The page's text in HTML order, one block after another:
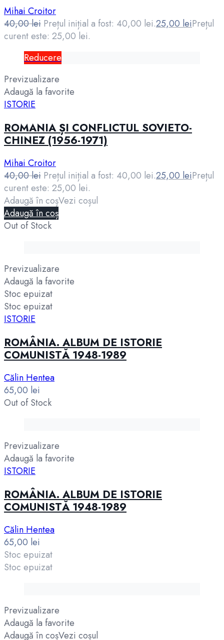
Mihai Croitor
40,00lei Prețul inițial a fost: 40,00 lei.25,00 leiPrețul
curent este: 25,00 lei.
Reducere
Previzualizare
Adaugă la favorite
ISTORIE
ROMANIA ȘI CONFLICTUL SOVIETO-
CHINEZ (1956-1971)
Mihai Croitor
40,00lei Prețul inițial a fost: 40,00 lei.25,00 leiPrețul
curent este: 25,00 lei.
Adaugă în coșVezi coșul
Adaugă în coș
Out of Stock
Previzualizare
Adaugă la favorite
Stoc epuizat
Stoc epuizat
ISTORIE
ROMÂNIA. ALBUM DE ISTORIE
COMUNISTĂ 1948-1989
Călin Hentea
65,00 lei
Out of Stock
Previzualizare
Adaugă la favorite
ISTORIE
ROMÂNIA. ALBUM DE ISTORIE
COMUNISTĂ 1948-1989
Călin Hentea
65,00 lei
Stoc epuizat
Stoc epuizat
Previzualizare
Adaugă la favorite
Adaugă în coșVezi coșul